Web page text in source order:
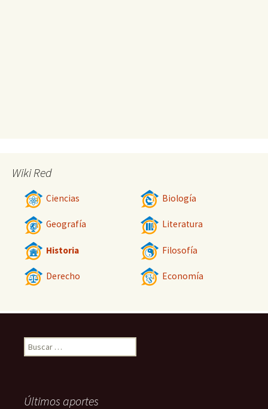
Wiki Red
Ciencias Biología
Geografía Literatura
Historia Filosofía
Derecho Economía
Buscar:
Últimos aportes